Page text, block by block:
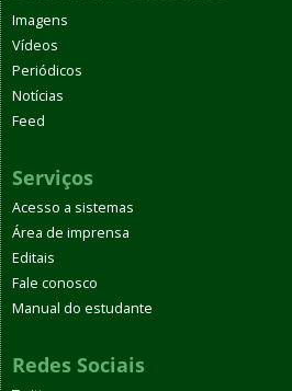
Imagens
Vídeos
Periódicos
Notícias
Feed
Serviços
Acesso a sistemas
Área de imprensa
Editais
Fale conosco
Manual do estudante
Redes Sociais